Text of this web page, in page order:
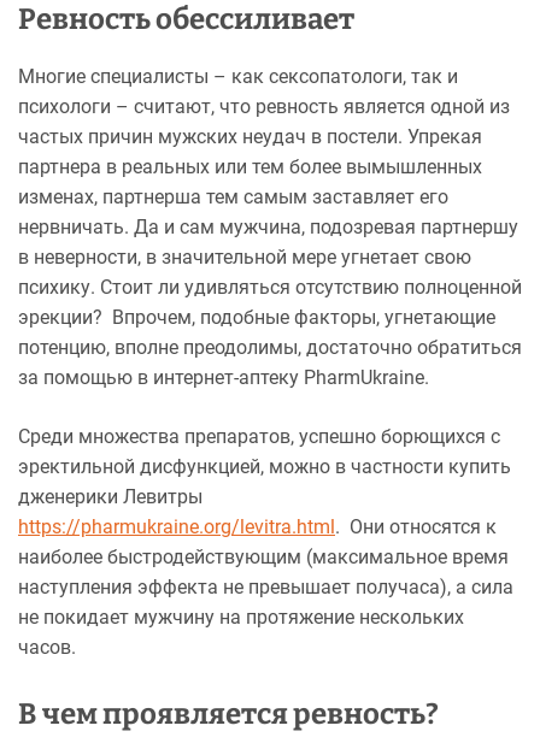
Ревность обессиливает
Многие специалисты – как сексопатологи, так и
психологи – считают, что ревность является одной из
частых причин мужских неудач в постели. Упрекая
партнера в реальных или тем более вымышленных
изменах, партнерша тем самым заставляет его
нервничать. Да и сам мужчина, подозревая партнершу
в неверности, в значительной мере угнетает свою
психику. Стоит ли удивляться отсутствию полноценной
эрекции? Впрочем, подобные факторы, угнетающие
потенцию, вполне преодолимы, достаточно обратиться
за помощью в интернет-аптеку PharmUkraine.
Среди множества препаратов, успешно борющихся с
эректильной дисфункцией, можно в частности купить
дженерики Левитры
https://pharmukraine.org/levitra.html. Они относятся к
наиболее быстродействующим (максимальное время
наступления эффекта не превышает получаса), а сила
не покидает мужчину на протяжение нескольких
часов.
В чем проявляется ревность?